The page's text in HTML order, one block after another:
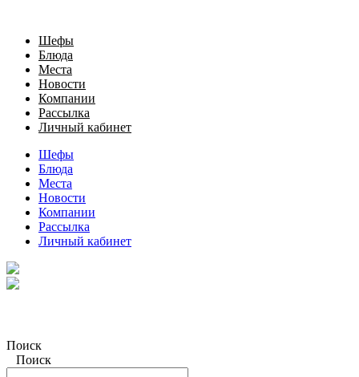
Шефы
Блюда
Места
Новости
Компании
Рассылка
Личный кабинет
Шефы
Блюда
Места
Новости
Компании
Рассылка
Личный кабинет
Поиск
Поиск